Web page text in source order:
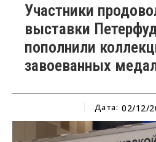
Участники
выставки
пополнили
завоеванных
Дата: 02/12/